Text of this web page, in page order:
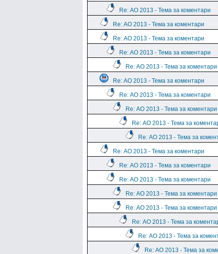
Re: АО 2013 - Тема за коментари
Re: АО 2013 - Тема за коментари
Re: АО 2013 - Тема за коментари
Re: АО 2013 - Тема за коментари
Re: АО 2013 - Тема за коментари
Re: АО 2013 - Тема за коментари
Re: АО 2013 - Тема за коментари
Re: АО 2013 - Тема за коментари
Re: АО 2013 - Тема за
Re: АО 2013 - Тема за
Re: АО 2013 - Тема за коментари
Re: АО 2013 - Тема за коментари
Re: АО 2013 - Тема за коментари
Re: АО 2013 - Тема за коментари
Re: АО 2013 - Тема за коментари
Re: АО 2013 - Тема за
Re: АО 2013 - Тема за
Re: АО 2013 - Тема за